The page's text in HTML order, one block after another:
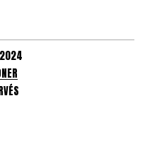
2024